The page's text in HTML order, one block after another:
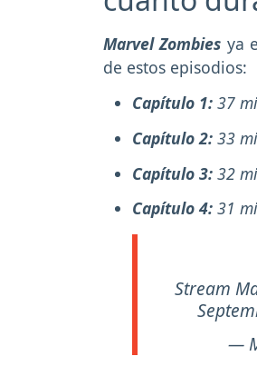
Marvel Zombies ya
de estos episodios:
Capítulo 1: 37
Capítulo 2: 33
Capítulo 3: 32
Capítulo 4: 31
Stream
—